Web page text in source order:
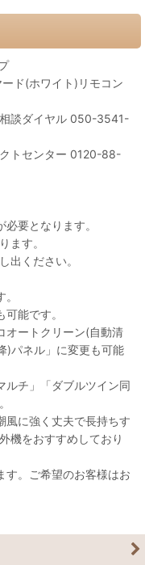
ド(ホワイト)リモコン
談ダイヤル 050-3541-
トセンター 0120-88-
要となります。
ます。
出ください。
能です。
オートクリーン(自動清
)パネル」に変更も可能
ルチ」「ダブルツイン同
風に強く丈夫で長持ちす
機をおすすめしており
す。ご希望のお客様はお